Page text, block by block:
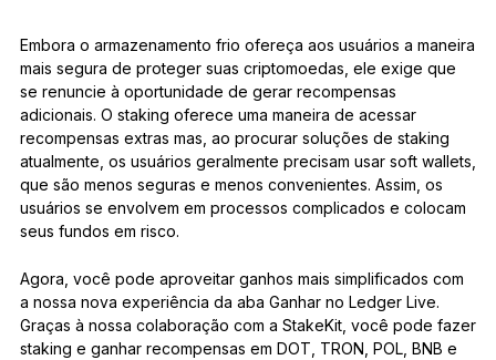
Embora o armazenamento frio ofereça aos usuários a maneira
mais segura de proteger suas criptomoedas, ele exige que
se renuncie à oportunidade de gerar recompensas
adicionais. O staking oferece uma maneira de acessar
recompensas extras mas, ao procurar soluções de staking
atualmente, os usuários geralmente precisam usar soft wallets,
que são menos seguras e menos convenientes. Assim, os
usuários se envolvem em processos complicados e colocam
seus fundos em risco.
Agora, você pode aproveitar ganhos mais simplificados com
a nossa nova experiência da aba Ganhar no Ledger Live.
Graças à nossa colaboração com a StakeKit, você pode fazer
staking e ganhar recompensas em DOT, TRON, POL, BNB e